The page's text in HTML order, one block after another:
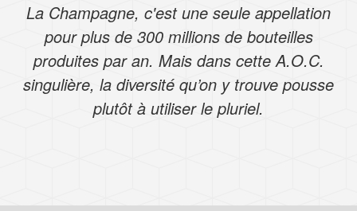
La Champagne, c'est une seule appellation
pour plus de 300 millions de bouteilles
produites par an. Mais dans cette A.O.C.
singulière, la diversité qu’on y trouve pousse
plutôt à utiliser le pluriel.